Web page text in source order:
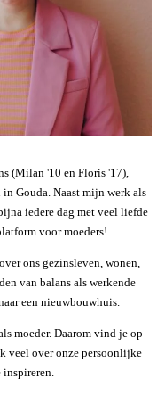
(Milan '10 en Floris '17),
Gouda. Naast mijn werk als
iedere dag met veel liefde
voor moeders!
ons gezinsleven, wonen,
van balans als werkende
een nieuwbouwhuis.
moeder. Daarom vind je op
veel over onze persoonlijke
inspireren.